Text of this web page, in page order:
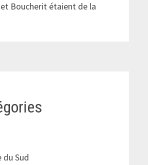
Boucherit étaient de la
Sud